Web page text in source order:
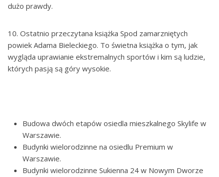
dużo prawdy.
10. Ostatnio przeczytana książka Spod zamarzniętych
powiek Adama Bieleckiego. To świetna książka o tym, jak
wygląda uprawianie ekstremalnych sportów i kim są ludzie,
których pasją są góry wysokie.
Budowa dwóch etapów osiedla mieszkalnego Skylife w
Warszawie.
Budynki wielorodzinne na osiedlu Premium w
Warszawie.
Budynki wielorodzinne Sukienna 24 w Nowym Dworze